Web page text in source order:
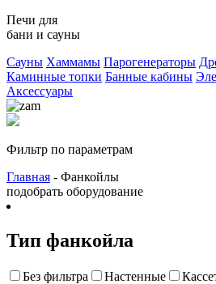
Печи для
бани и сауны
Сауны Хаммамы Парогенераторы
Каминные топки Банные кабины
Аксессуары
Фильтр по параметрам
Главная - Фанкойлы
подобрать оборудование
Тип фанкойла
Без фильтра Настенные